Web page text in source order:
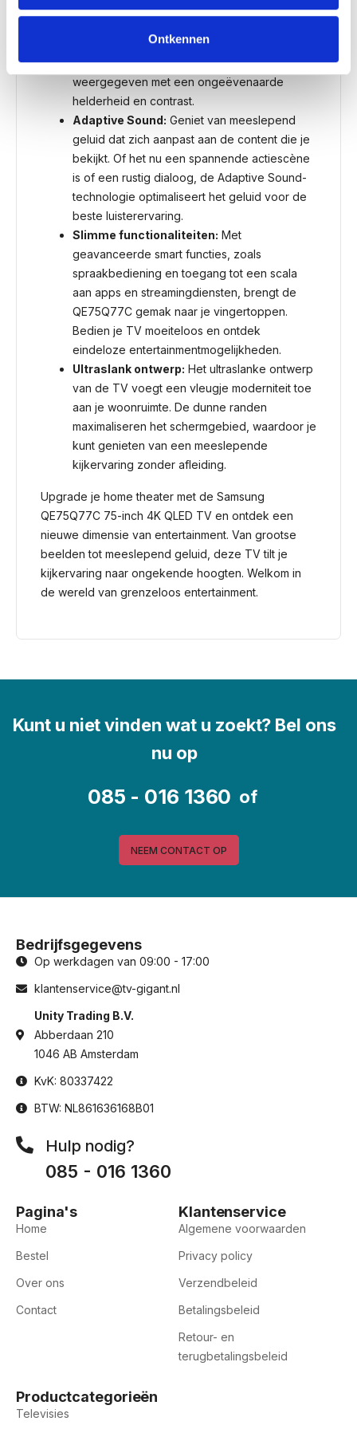
Ontkennen
1500. Van diepste zwarttinten tot helderste
hoogtepunten, elke scène wordt
weergegeven met een ongeëvenaarde
helderheid en contrast.
Adaptive Sound: Geniet van meeslepend
geluid dat zich aanpast aan de content die je
bekijkt. Of het nu een spannende actiescène
is of een rustig dialoog, de Adaptive Sound-
technologie optimaliseert het geluid voor de
beste luisterervaring.
Slimme functionaliteiten: Met
geavanceerde smart functies, zoals
spraakbediening en toegang tot een scala
aan apps en streamingdiensten, brengt de
QE75Q77C gemak naar je vingertoppen.
Bedien je TV moeiteloos en ontdek
eindeloze entertainmentmogelijkheden.
Ultraslank ontwerp: Het ultraslanke ontwerp
van de TV voegt een vleugje moderniteit toe
aan je woonruimte. De dunne randen
maximaliseren het schermgebied, waardoor je
kunt genieten van een meeslepende
kijkervaring zonder afleiding.
Upgrade je home theater met de Samsung
QE75Q77C 75-inch 4K QLED TV en ontdek een
nieuwe dimensie van entertainment. Van grootse
beelden tot meeslepend geluid, deze TV tilt je
kijkervaring naar ongekende hoogten. Welkom in
de wereld van grenzeloos entertainment.
Kunt u niet vinden wat u zoekt? Bel ons
nu op
085 - 016 1360 of
NEEM CONTACT OP
Bedrijfsgegevens
Op werkdagen van 09:00 - 17:00
klantenservice@tv-gigant.nl
Unity Trading B.V.
Abberdaan 210
1046 AB Amsterdam
KvK: 80337422
BTW: NL861636168B01
Hulp nodig?
085 - 016 1360
Pagina's
Home
Bestel
Over ons
Contact
Klantenservice
Algemene voorwaarden
Privacy policy
Verzendbeleid
Betalingsbeleid
Retour- en
terugbetalingsbeleid
Productcategorieën
Televisies